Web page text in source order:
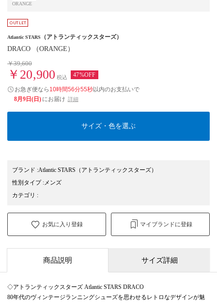
ORANGE
Atlantic STARS （アトランティックスターズ）
DRACO （ORANGE）
￥39,600
￥20,900 税込 47%OFF
お急ぎ便なら 10時間56分54秒以内のお支払いで
8月9日(日) にお届け 詳細
サイズ・色を選ぶ
ブランド :Atlantic STARS （アトランティックスターズ）
性別タイプ: メンズ
カテゴリ :
お気に入り登録 マイブランドに登録
商品説明 サイズ詳細
◇アトランティックスターズ Atlantic STARS DRACO
80年代のヴィンテージランニングシューズを思わせるレトロなデザインが魅